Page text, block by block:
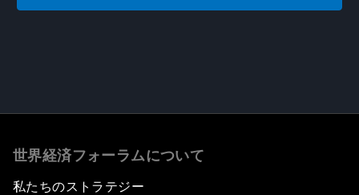
世界経済フォーラムについて
私たちのストラテジー